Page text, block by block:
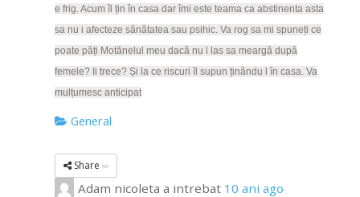
e frig. Acum îl țin în casa dar îmi este teama ca abstinenta asta
sa nu i afecteze sănătatea sau psihic. Va rog sa mi spuneți ce
poate păți Motănelul meu dacă nu l las sa meargă după
femele? Ii trece? Și la ce riscuri îl supun ținându l în casa. Va
mulțumesc anticipat
General
Share
Adam nicoleta a intrebat 10 ani ago